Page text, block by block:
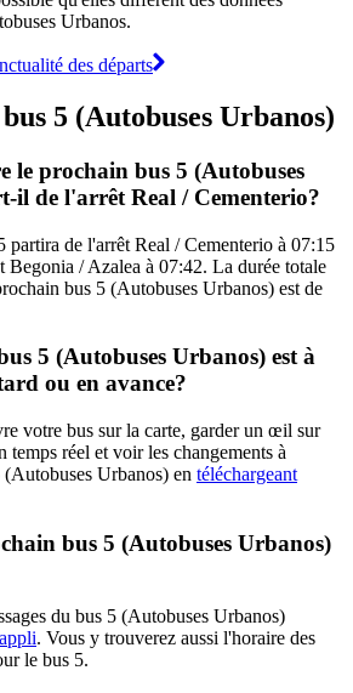
Urbanos.
des départs
5 (Autobuses Urbanos)
le prochain bus 5 (Autobuses
il de l'arrêt Real / Cementerio?
partira de l'arrêt Real / Cementerio à 07:15
Begonia / Azalea à 07:42. La durée totale
bus 5 (Autobuses Urbanos) est de
5 (Autobuses Urbanos) est à
ou en avance?
votre bus sur la carte, garder un œil sur
temps réel et voir les changements à
Urbanos) en téléchargeant
bus 5 (Autobuses Urbanos)
du bus 5 (Autobuses Urbanos)
. Vous y trouverez aussi l'horaire des
le bus 5.